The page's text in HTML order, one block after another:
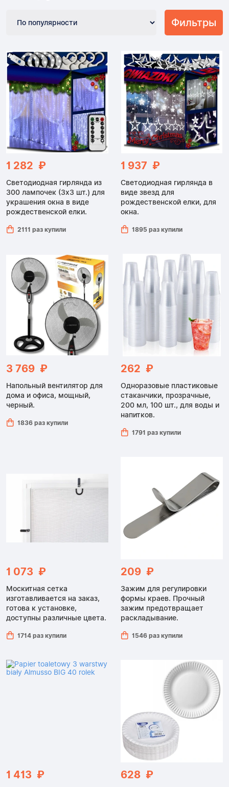
Фильтры
1 282 ₽
Светодиодная гирлянда из
300 лампочек (3x3 шт.) для
украшения окна в виде
рождественской елки.
2111 раз купили
1 937 ₽
Светодиодная гирлянда в
виде звезд для
рождественской елки, для
окна.
1895 раз купили
3 769 ₽
Напольный вентилятор для
дома и офиса, мощный,
черный.
1836 раз купили
262 ₽
Одноразовые пластиковые
стаканчики, прозрачные,
200 мл, 100 шт., для воды и
напитков.
1791 раз купили
1 073 ₽
Москитная сетка
изготавливается на заказ,
готова к установке,
доступны различные цвета.
1714 раз купили
209 ₽
Зажим для регулировки
формы краев. Прочный
зажим предотвращает
раскладывание.
1546 раз купили
1 413 ₽ 628 ₽